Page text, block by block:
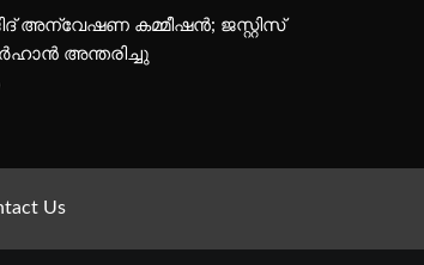
അന്വേഷണ കമ്മീഷന്‍; ജസ്റ്റിസ്
അന്തരിച്ചു
Us